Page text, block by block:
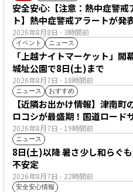
2026年8月8日 - 3時間前
安全安心:【注意：熱中症警戒
ト】熱中症警戒アラートが発
います。
イベント ニュース
2026年8月7日 - 18時間前
「上越ナイトマーケット」開
城址公園で8日(土)まで
ニュース おすすめ
2026年8月7日 - 19時間前
【近隣お出かけ情報】津南町
ロコシが最盛期！国道ロード
直売所は朝から長い列
ニュース
2026年8月7日 - 22時間前
8日(土)以降 暑さ少し和らぐも大気は
不安定
安全安心情報